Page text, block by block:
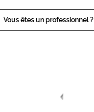
Vous êtes un professionnel ?